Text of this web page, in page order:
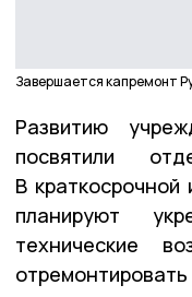
Завершается капремонт
Развитию
посвятили
В краткосрочной
планируют
технические